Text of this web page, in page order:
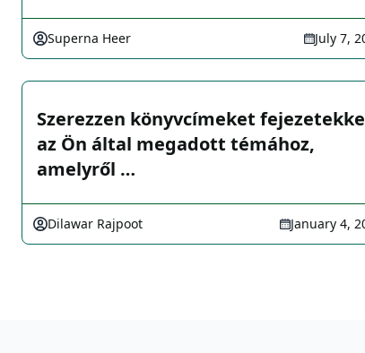
Superna Heer July 7,
Szerezzen könyvcímeket
az Ön által megadott témához,
amelyről …
Dilawar Rajpoot January 4,